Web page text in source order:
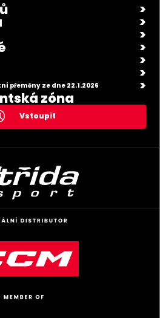
přeměny ze dne 22.1.2026
zóna
Vstoupit